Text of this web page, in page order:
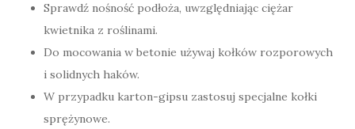
Sprawdź nośność podłoża, uwzględniając ciężar
kwietnika z roślinami.
Do mocowania w betonie używaj kołków rozporowych
i solidnych haków.
W przypadku karton-gipsu zastosuj specjalne kołki
sprężynowe.